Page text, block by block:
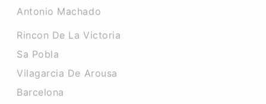
Antonio Machado
Rincon De La Victoria
Sa Pobla
Vilagarcia De Arousa
Barcelona